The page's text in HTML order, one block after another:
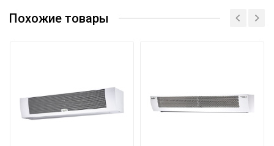
электросети
Тип термостата
Электронный
Вес товара с упаковкой
Сертификат
Похожие товары